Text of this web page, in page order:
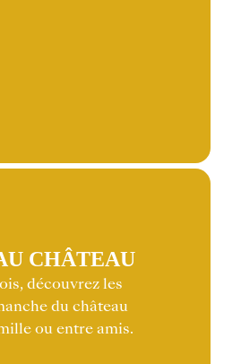
CHÂTEAU
découvrez les
du château
ou entre amis.